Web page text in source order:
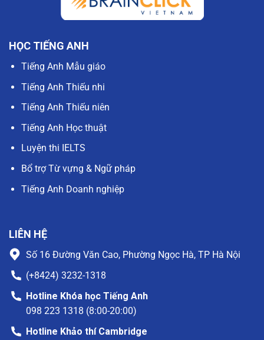
HỌC TIẾNG ANH
Tiếng Anh Mẫu giáo
Tiếng Anh Thiếu nhi
Tiếng Anh Thiếu niên
Tiếng Anh Học thuật
Luyện thi IELTS
Bổ trợ Từ vựng & Ngữ pháp
Tiếng Anh Doanh nghiệp
LIÊN HỆ
Số 16 Đường Văn Cao, Phường Ngọc Hà, TP Hà Nội
(+8424) 3232-1318
Hotline Khóa học Tiếng Anh
098 223 1318 (8:00-20:00)
Hotline Khảo thí Cambridge